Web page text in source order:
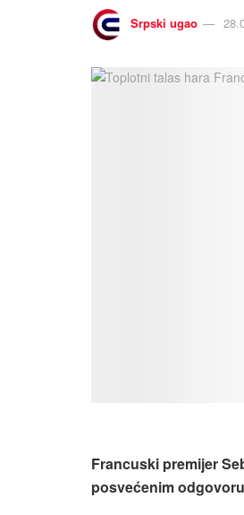
Srpski ugao
Francuski premijer
posvećenim